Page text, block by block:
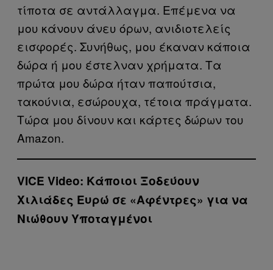
τίποτα σε αντάλλαγμα. Επέμενα να
μου κάνουν άνευ όρων, ανιδιοτελείς
εισφορές. Συνήθως, μου έκαναν κάποια
δώρα ή μου έστελναν χρήματα. Τα
πρώτα μου δώρα ήταν παπούτσια,
τακούνια, εσώρουχα, τέτοια πράγματα.
Τώρα μου δίνουν και κάρτες δώρων του
Amazon.
VICE Video: Κάποιοι Ξοδεύουν
Χιλιάδες Ευρώ σε «Αφέντρες» για να
Νιώθουν Υποταγμένοι